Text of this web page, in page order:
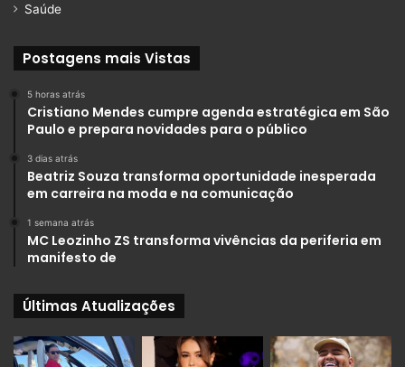
Saúde
Postagens mais Vistas
5 horas atrás
Cristiano Mendes cumpre agenda estratégica em São
Paulo e prepara novidades para o público
3 dias atrás
Beatriz Souza transforma oportunidade inesperada
em carreira na moda e na comunicação
1 semana atrás
MC Leozinho ZS transforma vivências da periferia em
manifesto de
Últimas Atualizações